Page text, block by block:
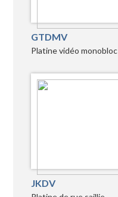
GTDMV
Platine vidéo monobloc
JKDV